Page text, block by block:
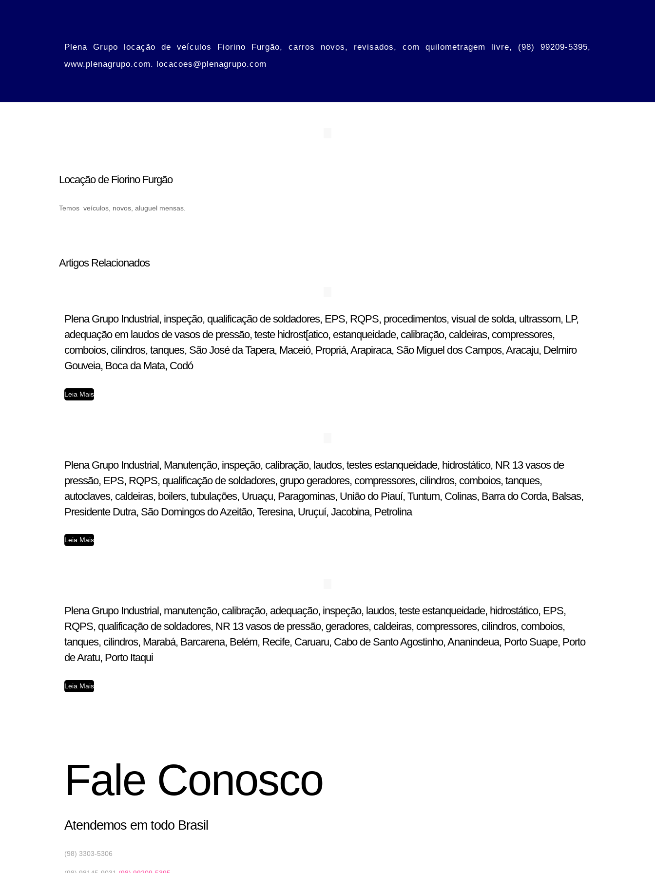
Plena Grupo locação de veículos Fiorino Furgão, carros novos, revisados, com quilometragem livre, (98) 99209-5395,
www.plenagrupo.com. locacoes@plenagrupo.com
Locação de Fiorino Furgão
Temos veículos, novos, aluguel mensas.
Artigos Relacionados
Plena Grupo Industrial, inspeção, qualificação de soldadores, EPS, RQPS, procedimentos, visual de solda, ultrassom, LP,
adequação em laudos de vasos de pressão, teste hidrost[atico, estanqueidade, calibração, caldeiras, compressores,
comboios, cilindros, tanques, São José da Tapera, Maceió, Propriá, Arapiraca, São Miguel dos Campos, Aracaju, Delmiro
Gouveia, Boca da Mata, Codó
Leia Mais
Plena Grupo Industrial, Manutenção, inspeção, calibração, laudos, testes estanqueidade, hidrostático, NR 13 vasos de
pressão, EPS, RQPS, qualificação de soldadores, grupo geradores, compressores, cilindros, comboios, tanques,
autoclaves, caldeiras, boilers, tubulações, Uruaçu, Paragominas, União do Piauí, Tuntum, Colinas, Barra do Corda, Balsas,
Presidente Dutra, São Domingos do Azeitão, Teresina, Uruçuí, Jacobina, Petrolina
Leia Mais
Plena Grupo Industrial, manutenção, calibração, adequação, inspeção, laudos, teste estanqueidade, hidrostático, EPS,
RQPS, qualificação de soldadores, NR 13 vasos de pressão, geradores, caldeiras, compressores, cilindros, comboios,
tanques, cilindros, Marabá, Barcarena, Belém, Recife, Caruaru, Cabo de Santo Agostinho, Ananindeua, Porto Suape, Porto
de Aratu, Porto Itaqui
Leia Mais
Fale Conosco
Atendemos em todo Brasil
(98) 3303-5306